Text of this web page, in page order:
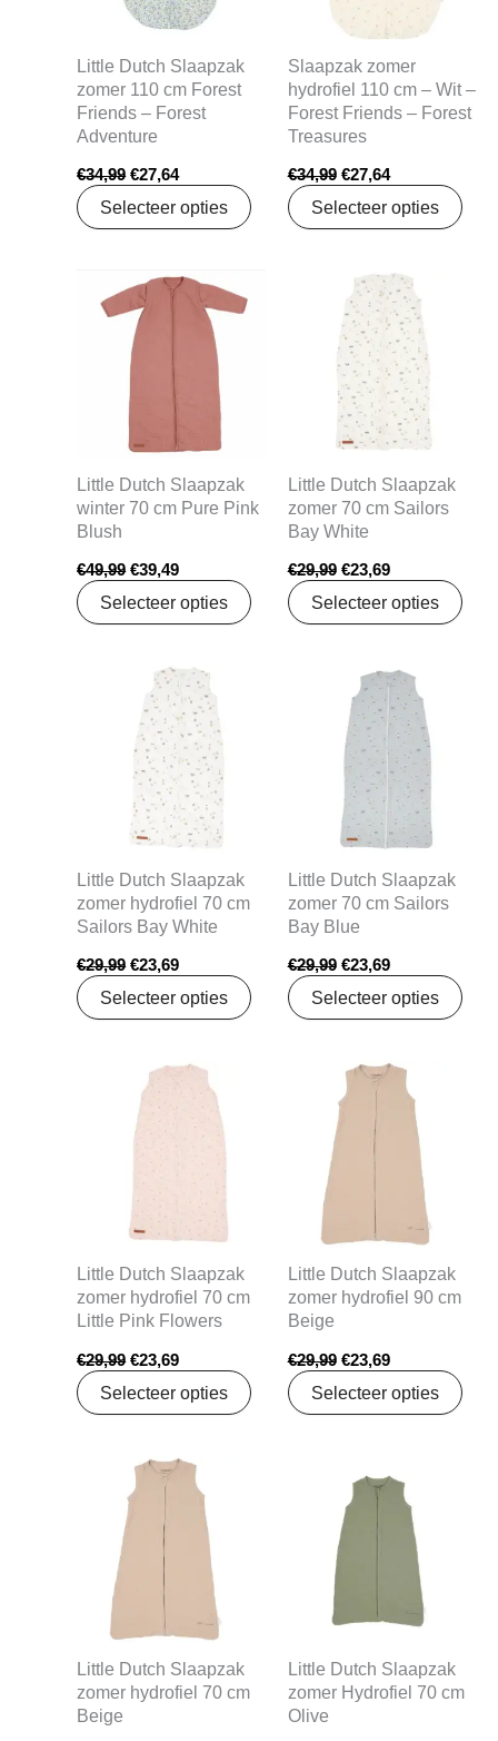
Little Dutch Slaapzak
zomer 110 cm Forest
Friends – Forest
Adventure
€34,99 €27,64
Selecteer opties
Slaapzak zomer
hydrofiel 110 cm – Wit –
Forest Friends – Forest
Treasures
€34,99 €27,64
Selecteer opties
Little Dutch Slaapzak
winter 70 cm Pure Pink
Blush
€49,99
Oorspronkelijke
prijs
was:
€49,99.
€39,49
Huidige
prijs
€39,49.
Selecteer opties
Little Dutch Slaapzak
zomer 70 cm Sailors
Bay White
€29,99
Oorspronkelijke
prijs
was:
€29,99.
€23,69
Huidige
prijs
is:
€23,69.
Selecteer opties
Little Dutch Slaapzak
zomer hydrofiel 70 cm
Sailors Bay White
€29,99
Oorspronkelijke
prijs
was:
€29,99.
€23,69
Huidige
prijs
is:
€23,69.
Selecteer opties
Little Dutch Slaapzak
zomer 70 cm Sailors
Bay Blue
€29,99
Oorspronkelijke
prijs
was:
€29,99.
€23,69
Huidige
prijs
is:
€23,69.
Selecteer opties
Little Dutch Slaapzak
zomer hydrofiel 70 cm
Little Pink Flowers
€29,99
Oorspronkelijke
prijs
was:
€29,99.
€23,69
Huidige
prijs
Selecteer opties
Little Dutch Slaapzak
zomer hydrofiel 90 cm
Beige
€29,99
Oorspronkelijke
prijs
was:
€29,99.
€23,69
Huidige
prijs
€23,69.
Selecteer opties
Little Dutch Slaapzak
zomer hydrofiel 70 cm
Beige
Oorspronkelijke
prijs
€29,99.
Huidige
prijs
€23,69.
Little Dutch Slaapzak
zomer Hydrofiel 70 cm
Olive
prijs
was:
€29,99.
prijs
is:
€23,69.